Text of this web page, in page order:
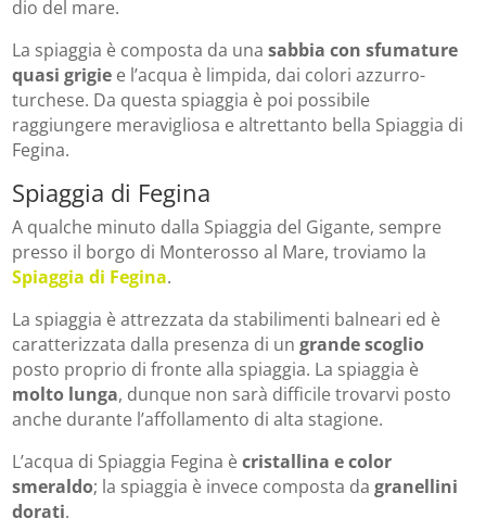
dio del mare.
La spiaggia è composta da unasabbia con sfumature
quasi grigie e l’acqua è limpida, dai colori azzurro-
turchese. Da questa spiaggia è poi possibile
raggiungere meravigliosa e altrettanto bella Spiaggia di
Fegina.
Spiaggia di Fegina
A qualche minuto dalla Spiaggia del Gigante, sempre
presso il borgo di Monterosso al Mare, troviamo la
Spiaggia di Fegina.
La spiaggia è attrezzata da stabilimenti balneari ed è
caratterizzata dalla presenza di un grande scoglio
posto proprio di fronte alla spiaggia. La spiaggia è
molto lunga, dunque non sarà difficile trovarvi posto
anche durante l’affollamento di alta stagione.
L’acqua di Spiaggia Fegina ècristallina e color
smeraldo; la spiaggia è invece composta dagranellini
dorati.